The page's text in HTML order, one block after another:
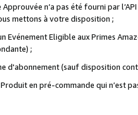
n’a pas été fourni par
mettons à votre disposition ;
Eligible aux Primes
;
d'abonnement (sauf disposition
en pré-commande qui n’est